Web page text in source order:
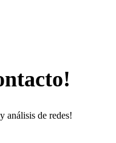
análisis de redes!